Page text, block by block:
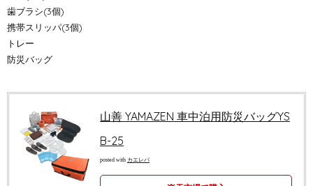
歯ブラシ(3個)
携帯スリッパ(3個)
トレー
防災バッグ
山善 YAMAZEN 車中泊用防災バッグYS
B-25
posted with カエレバ